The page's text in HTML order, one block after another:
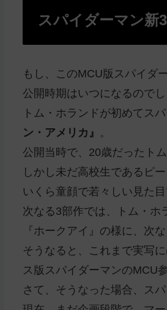
スパイダーマン新
もし、このMCU版スパイダ
公開時期はいつになるのでし
トム・ホランドが初めてス
ン・アメリカ』 。
公開当時で、20歳だったトム
しかし未だ高校生であるピ
いくら童顔で若々しい見た
次なる3部作では、トム・
『ホークアイ』の様に、次
そうなると、これまで実写
ス版スパイダーマンのMCU
さて、そうなった場合、ス